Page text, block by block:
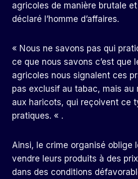
agricoles de manière brutale
déclaré l’homme d’affaires.
« Nous ne savons pas qui
ce que nous savons c’est que
agricoles nous signalent ces
pas exclusif au tabac, mais au
aux haricots, qui reçoivent ce
pratiques. « .
Ainsi, le crime organisé oblige
vendre leurs produits à des
dans des conditions